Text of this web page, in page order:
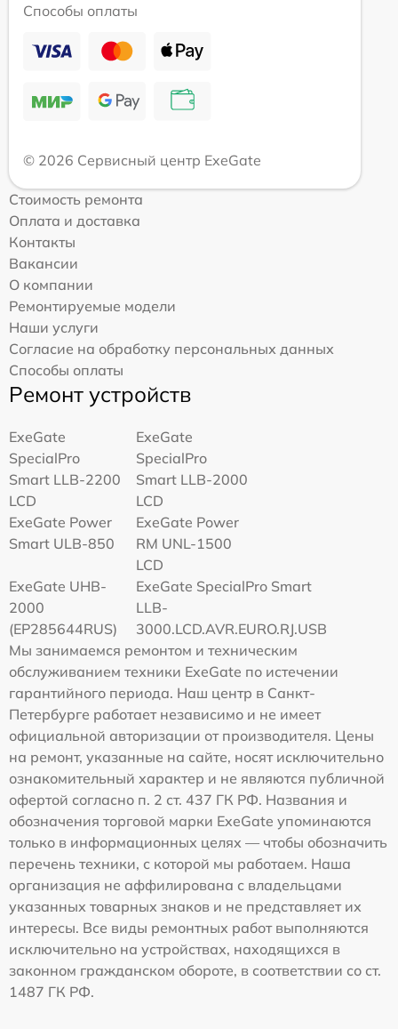
Способы оплаты
© 2026 Сервисный центр ExeGate
Стоимость ремонта
Оплата и доставка
Контакты
Вакансии
О компании
Ремонтируемые модели
Наши услуги
Согласие на обработку персональных данных
Способы оплаты
Ремонт устройств
ExeGate
SpecialPro
Smart LLB-2200
LCD
ExeGate
SpecialPro
Smart LLB-2000
LCD
ExeGate Power
Smart ULB-850
ExeGate Power
RM UNL-1500
LCD
ExeGate UHB-
2000
(EP285644RUS)
ExeGate SpecialPro Smart
LLB-
3000.LCD.AVR.EURO.RJ.USB
Мы занимаемся ремонтом и техническим
обслуживанием техники ExeGate по истечении
гарантийного периода. Наш центр в Санкт-
Петербурге работает независимо и не имеет
официальной авторизации от производителя. Цены
на ремонт, указанные на сайте, носят исключительно
ознакомительный характер и не являются публичной
офертой согласно п. 2 ст. 437 ГК РФ. Названия и
обозначения торговой марки ExeGate упоминаются
только в информационных целях — чтобы обозначить
перечень техники, с которой мы работаем. Наша
организация не аффилирована с владельцами
указанных товарных знаков и не представляет их
интересы. Все виды ремонтных работ выполняются
исключительно на устройствах, находящихся в
законном гражданском обороте, в соответствии со ст.
1487 ГК РФ.